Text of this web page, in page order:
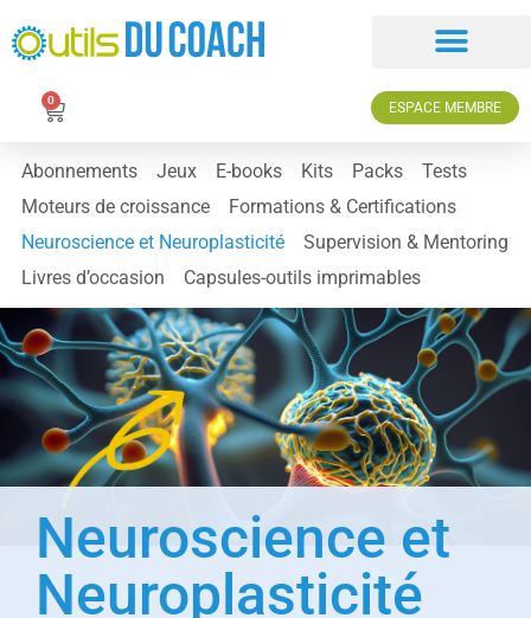
0 ESPACE MEMBRE
Abonnements Jeux E-books Kits Packs
Tests
Moteurs de croissance
Formations & Certifications
Neuroscience et Neuroplasticité
Supervision & Mentoring
Livres d’occasion
Capsules-outils imprimables
Neuroscience et
Neuroplasticité